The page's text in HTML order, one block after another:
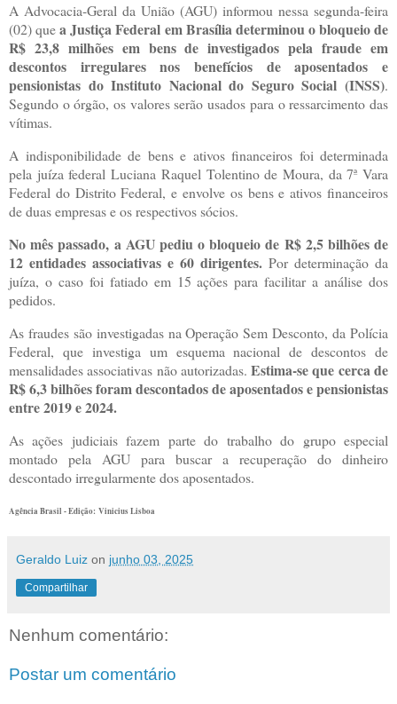
A Advocacia-Geral da União (AGU) informou nessa segunda-feira
(02) quea Justiça Federal em Brasília determinou o bloqueio de
R$ 23,8 milhões em bens de investigados pela fraude em
descontos irregulares nos benefícios de aposentados e
pensionistas do Instituto Nacional do Seguro Social (INSS).
Segundo o órgão, os valores serão usados para o ressarcimento das
vítimas.
A indisponibilidade de bens e ativos financeiros foi determinada
pela juíza federal Luciana Raquel Tolentino de Moura, da 7ª Vara
Federal do Distrito Federal, e envolve os bens e ativos financeiros
de duas empresas e os respectivos sócios.
No mês passado, a AGU pediu o bloqueio de R$ 2,5 bilhões de
12 entidades associativas e 60 dirigentes. Por determinação da
juíza, o caso foi fatiado em 15 ações para facilitar a análise dos
pedidos.
As fraudes são investigadas na Operação Sem Desconto, da Polícia
Federal, que investiga um esquema nacional de descontos de
mensalidades associativas não autorizadas.Estima-se que cerca de
R$ 6,3 bilhões foram descontados de aposentados e pensionistas
entre 2019 e 2024.
As ações judiciais fazem parte do trabalho do grupo especial
montado pela AGU para buscar a recuperação do dinheiro
descontado irregularmente dos aposentados.
Agência Brasil - Edição: Vinicius Lisboa
Geraldo Luiz on junho 03, 2025
Compartilhar
Nenhum comentário:
Postar um comentário